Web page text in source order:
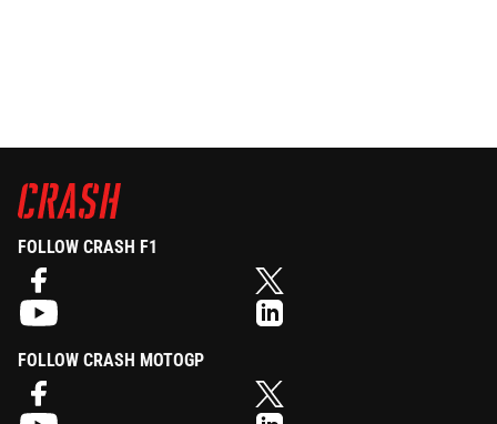
FOLLOW CRASH F1
FOLLOW CRASH MOTOGP